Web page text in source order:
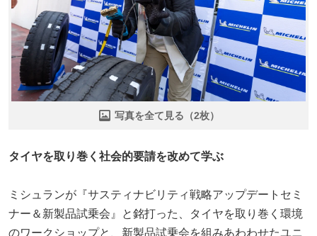
写真を全て見る（2枚）
タイヤを取り巻く社会的要請を改めて学ぶ
ミシュランが『サスティナビリティ戦略アップデートセミ
ナー＆新製品試乗会』と銘打った、タイヤを取り巻く環境
のワークショップと、新製品試乗会を組みあわわせたユニ